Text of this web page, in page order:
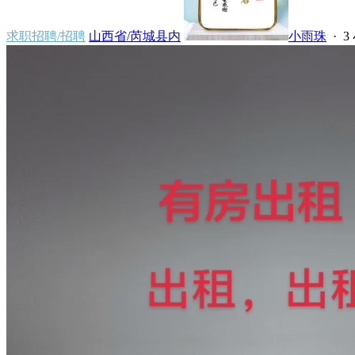
求职招聘/招聘 山西省/芮城县内 小雨珠 · 3